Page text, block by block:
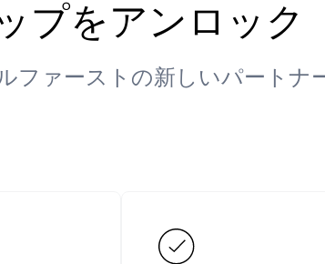
プをアンロック
ァーストの新しいパートナ